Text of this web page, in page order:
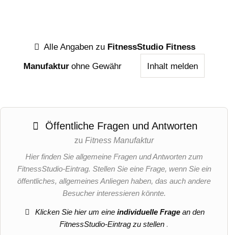
Alle Angaben zu FitnessStudio Fitness
Manufaktur ohne Gewähr Inhalt melden
Öffentliche Fragen und Antworten
zu Fitness Manufaktur
Hier finden Sie allgemeine Fragen und Antworten zum
FitnessStudio-Eintrag. Stellen Sie eine Frage, wenn Sie ein
öffentliches, allgemeines Anliegen haben, das auch andere
Besucher interessieren könnte.
Klicken Sie hier um eineindividuelle Frage an den
FitnessStudio-Eintrag zu stellen .